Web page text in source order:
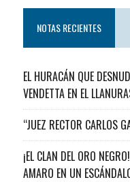
NOTAS RECIENTES
EL HURACÁN QUE
VENDETTA EN EL
“JUEZ RECTOR CARLOS
¡EL CLAN DEL ORO
AMARO EN UN